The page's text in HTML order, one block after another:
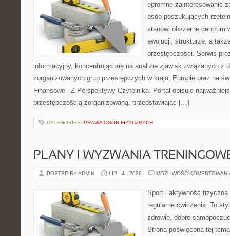
ogromne zainteresowanie
osób poszukujących
stanowi obszerne centrum
ewolucji, strukturze, a
przestępczości. Serwis
informacyjny, koncentrując się na analizie zjawisk związanych z
zorganizowanych grup przestępczych w kraju, Europie oraz na
Finansowe i Z Perspektywy Czytelnika. Portal opisuje
przestępczością zorganizowaną, przedstawiając […]
CATEGORIES: PRAWA OSÓB FIZYCZNYCH
PLANY I WYZWANIA
POSTED BY ADMIN LIP - 4 - 2026 MOŻLIWOŚĆ
Sport i aktywność
regularne ćwiczenia. To
zdrowie, dobre
Strona poświęcona tej